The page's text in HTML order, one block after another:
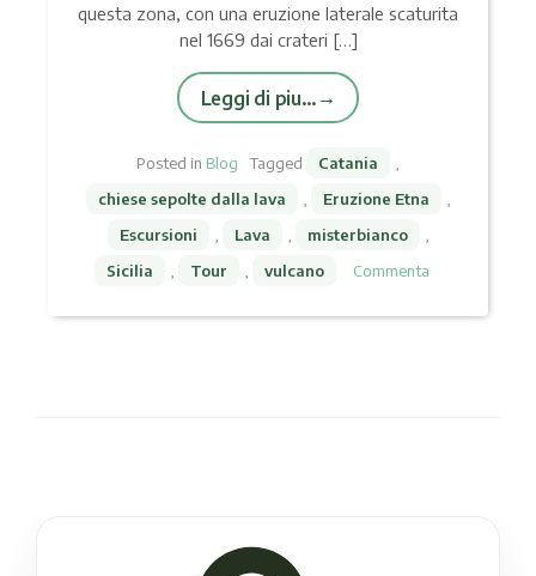
questa zona, con una eruzione laterale scaturita
nel 1669 dai crateri […]
Leggi di piu…
Posted in Blog Tagged Catania
chiese sepolte dalla lava
Eruzione Etna
Escursioni
Lava misterbianco
Sicilia
Tour vulcano Commenta